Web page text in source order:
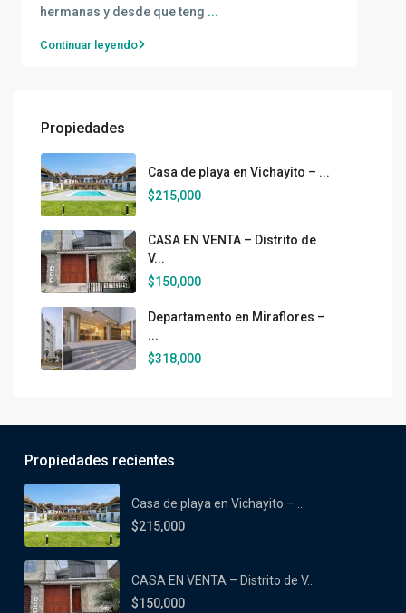
hermanas y desde que teng ...
Continuar leyendo
Propiedades
Casa de playa en Vichayito – ...
$215,000
CASA EN VENTA – Distrito de
V...
$150,000
Departamento en Miraflores –
...
$318,000
Propiedades recientes
Casa de playa en Vichayito – ...
$215,000
CASA EN VENTA – Distrito de V...
$150,000